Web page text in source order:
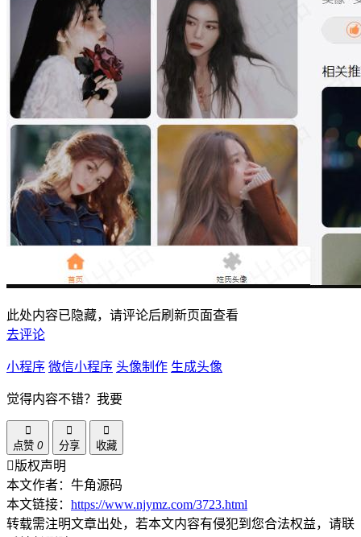
此处内容已隐藏，请评论后刷新页面查看
去评论
小程序 微信小程序 头像制作 生成头像
觉得内容不错？我要
点赞 0 分享 收藏
版权声明
本文作者：牛角源码
本文链接： https://www.njymz.com/3723.html
转载需注明文章出处，若本文内容有侵犯到您合法权益，请联